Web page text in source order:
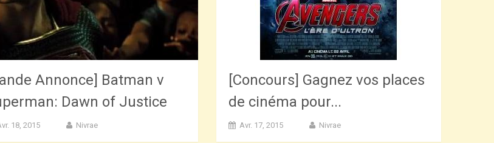
Annonce] Batman v
Dawn of Justice
18, 2015 Nivrae
[Concours] Gagnez vos places
de cinéma pour...
Avr. 17, 2015 Nivrae